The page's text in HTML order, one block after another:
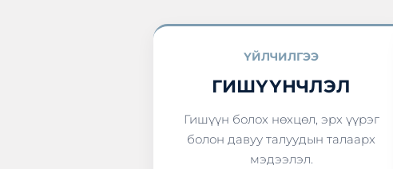
ҮЙЛЧИЛГЭЭ
ГИШҮҮНЧЛЭЛ
Гишүүн болох нөхцөл, эрх үүрэг
болон давуу талуудын талаарх
мэдээлэл.